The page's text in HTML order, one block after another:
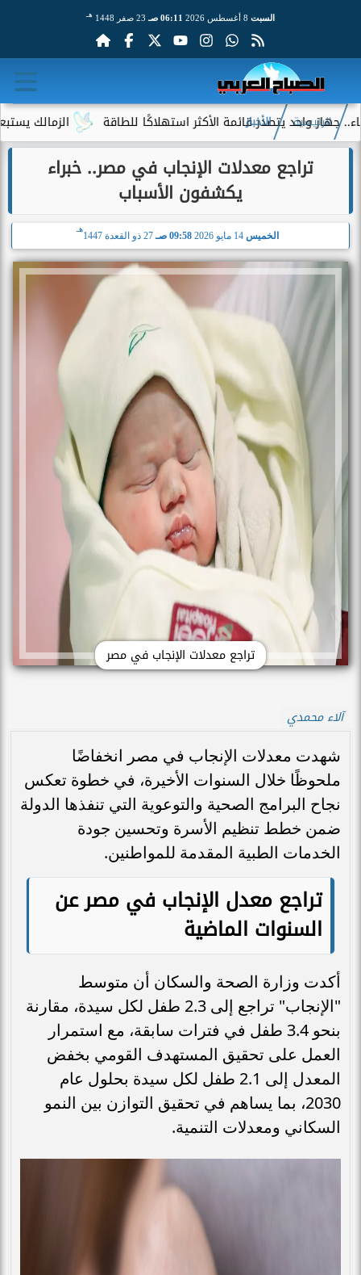
السبت 06:11 صـ 23 صفر 1448 هـ
الزمالك يستبعد 4 لاعبين شباب من حساباته في الموسم الجديد يتصدر قائمة الأكثر استهلاكًا للطاقة
الرئيسية الأخبار
تراجع معدلات الإنجاب في مصر.. خبراء
يكشفون الأسباب
الخميس 14 مايو 2026 09:58 صـ 27 ذو القعدة 1447
هـ
تراجع معدلات الإنجاب في مصر
آلاء محمدي
شهدت معدلات الإنجاب في مصر انخفاضًا
ملحوظًا خلال السنوات الأخيرة، في خطوة تعكس
نجاح البرامج الصحية والتوعوية التي تنفذها الدولة
ضمن خطط تنظيم الأسرة وتحسين جودة
الخدمات الطبية المقدمة للمواطنين.
تراجع معدل الإنجاب في مصر عن
السنوات الماضية
أكدت وزارة الصحة والسكان أن متوسط
"الإنجاب" تراجع إلى 2.3 طفل لكل سيدة، مقارنة
بنحو 3.4 طفل في فترات سابقة، مع استمرار
العمل على تحقيق المستهدف القومي بخفض
المعدل إلى 2.1 طفل لكل سيدة بحلول عام
2030، بما يساهم في تحقيق التوازن بين النمو
السكاني ومعدلات التنمية.